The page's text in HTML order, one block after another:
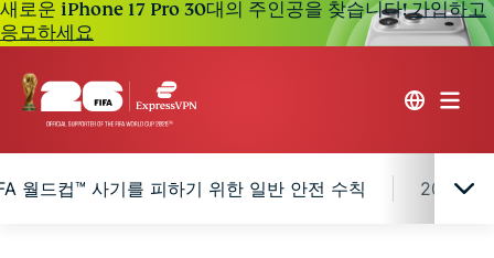
새로운 iPhone 17 Pro 30대의 주인공을 찾습니다!가입하고
응모하세요
월드컵™ 사기를 피하기 위한 일반 안전 수칙 2026